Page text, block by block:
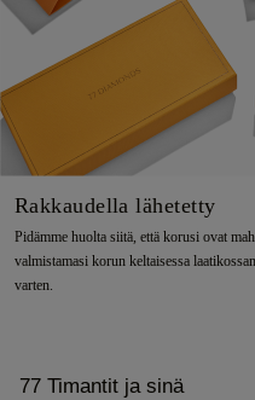
Rakkaudella lähetetty
Pidämme huolta siitä, että korusi ovat
valmistamasi korun keltaisessa
varten.
77 Timantit ja sinä